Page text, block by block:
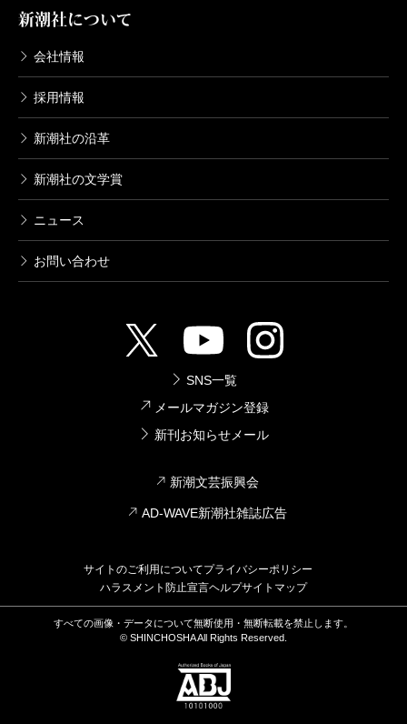
新潮社について
会社情報
採用情報
新潮社の沿革
新潮社の文学賞
ニュース
お問い合わせ
SNS一覧
メールマガジン登録
新刊お知らせメール
新潮文芸振興会
AD-WAVE新潮社雑誌広告
サイトのご利用についてプライバシーポリシー
ハラスメント防止宣言ヘルプサイトマップ
すべての画像・データについて無断使用・無断転載を禁止します。
© SHINCHOSHA All Rights Reserved.